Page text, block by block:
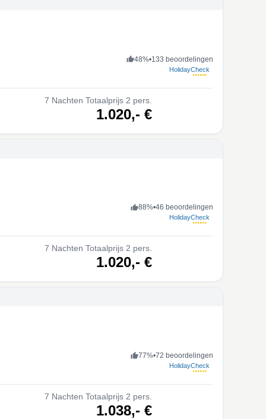
48%•133 beoordelingen
HolidayCheck
7 Nachten Totaalprijs 2 pers.
1.020,- €
88%•46 beoordelingen
HolidayCheck
7 Nachten Totaalprijs 2 pers.
1.020,- €
77%•72 beoordelingen
HolidayCheck
7 Nachten Totaalprijs 2 pers.
1.038,- €